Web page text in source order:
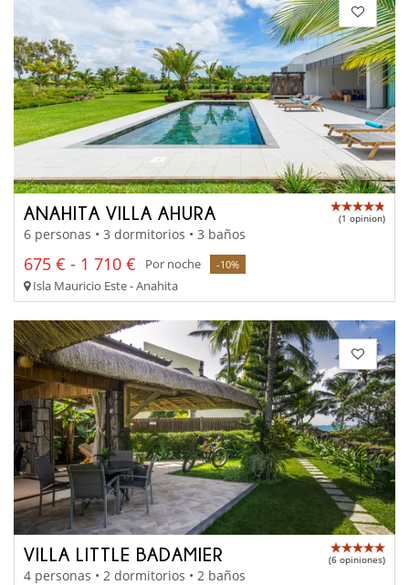
ANAHITA VILLA AHURA (1 opinion)
6 personas • 3 dormitorios • 3 baños
675 € - 1 710 € Por noche -10%
Isla Mauricio Este - Anahita
VILLA LITTLE BADAMIER (6 opiniones)
4 personas • 2 dormitorios • 2 baños